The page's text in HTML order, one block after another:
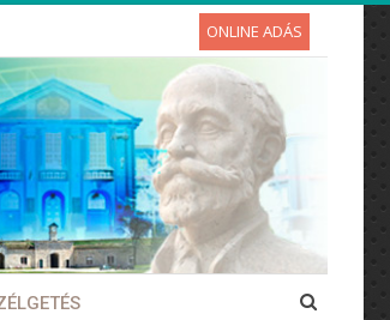
ONLINE ADÁS